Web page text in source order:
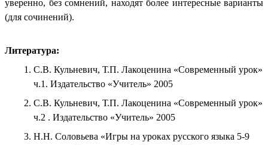
уверенно, без сомнений, находят более интересные варианты
(для сочинений).
Литература:
С.В. Кульневич, Т.П. Лакоценина «Современный урок»
ч.1. Издательство «Учитель» 2005
С.В. Кульневич, Т.П. Лакоценина «Современный урок»
ч.2 . Издательство «Учитель» 2005
Н.Н. Соловьева «Игры на уроках русского языка 5-9